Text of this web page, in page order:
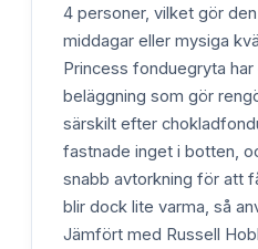
4 personer, vilket gör
middagar eller mysiga
Princess fonduegryta
beläggning som gör
särskilt efter
fastnade inget i botten,
snabb avtorkning för att
blir dock lite varma, så
Jämfört med Russell